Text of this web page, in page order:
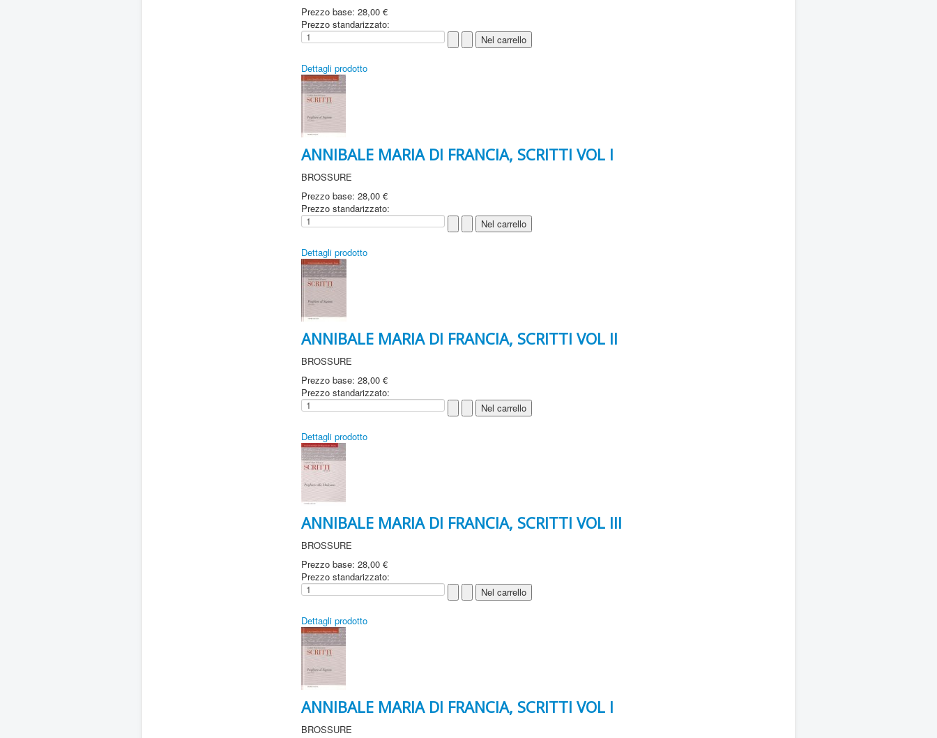
Prezzo base:28,00 €
Prezzo standarizzato:
Dettagli prodotto
ANNIBALE MARIA DI FRANCIA, SCRITTI VOL I
BROSSURE
Prezzo base:28,00 €
Prezzo standarizzato:
Dettagli prodotto
ANNIBALE MARIA DI FRANCIA, SCRITTI VOL II
BROSSURE
Prezzo base:28,00 €
Prezzo standarizzato:
Dettagli prodotto
ANNIBALE MARIA DI FRANCIA, SCRITTI VOL III
BROSSURE
Prezzo base:28,00 €
Prezzo standarizzato:
Dettagli prodotto
ANNIBALE MARIA DI FRANCIA, SCRITTI VOL I
BROSSURE